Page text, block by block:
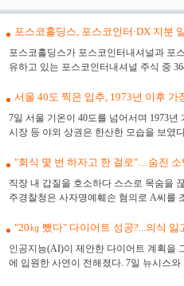
포스코홀딩스, 포스코인터·DX 지분
포스코홀딩스가 포스코인터내셔널과 포
유하고 있는 포스코인터내셔널 주식 중
서울 40도 찍은 입추, 1973년 이후 가
7일 서울 기온이 40도를 넘어서며 1973
시장 등 야외 상권은 한산한 모습을 보였다
"회식 몇 번 하자고 한 걸로"…숨진 소
직장 내 갑질을 호소하다 스스로 목숨을
주경찰청은 사자명예훼손 혐의로 A씨를
"20㎏ 뺐다" 다이어트 성공?...의식 잃
인공지능(AI)이 제안한 다이어트 계획을
에 입원한 사연이 전해졌다. 7일 뉴시스와